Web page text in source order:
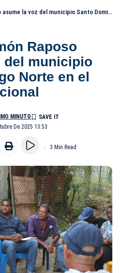
del municipio Santo Domingo Norte en el Congreso Nacional
Raposo
del municipio
Norte en el
De 2025 13:53
MINUTO
3 Min Read